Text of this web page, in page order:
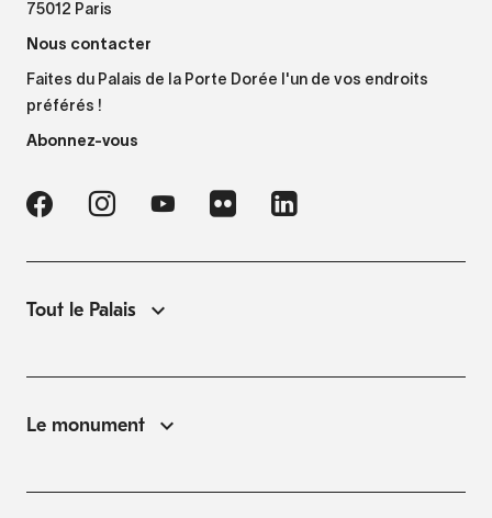
75012 Paris
Nous contacter
Faites du Palais de la Porte Dorée l'un de vos endroits
préférés !
Abonnez-vous
Tout le Palais
Le monument